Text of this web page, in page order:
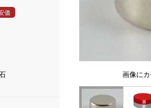
水器
測器
価
画像に